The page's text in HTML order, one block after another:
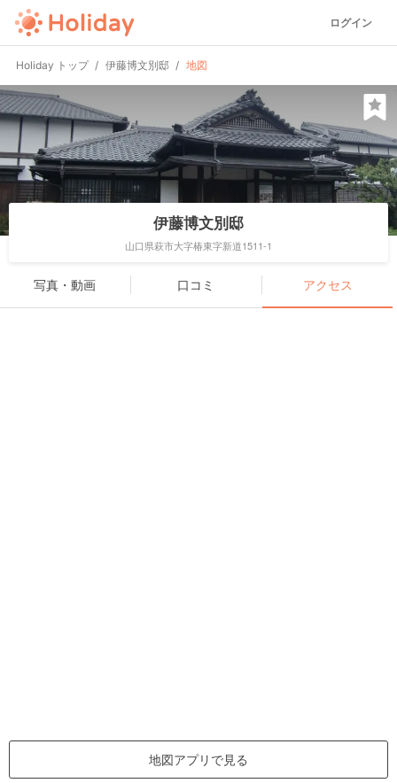
ログイン
Holiday トップ 伊藤博文別邸 地図
伊藤博文別邸
山口県萩市大字椿東字新道1511-1
写真・動画 口コミ アクセス
地図アプリで見る